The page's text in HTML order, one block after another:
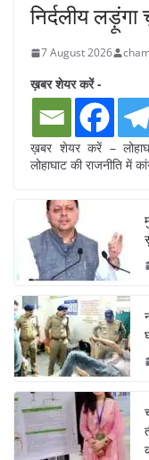
निर्दलीय लड़ूंगा
7 August 2026
ख़बर शेयर करें -
ख़बर शेयर करें –
लोहाघाट की राजनीति में